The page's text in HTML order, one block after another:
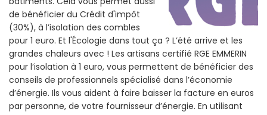
de bénéficier du Crédit d'impôt
(30%), à l’isolation des combles
pour 1 euro. Et l'Écologie dans tout ça ? L’été arrive et les
grandes chaleurs avec ! Les artisans certifié RGE EMMERIN
pour l’isolation à 1 euro, vous permettent de bénéficier des
conseils de professionnels spécialisé dans l’économie
d’énergie. Ils vous aident à faire baisser la facture en euros
par personne, de votre fournisseur d’énergie. En utilisant